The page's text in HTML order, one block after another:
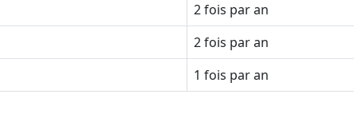
2 fois par an
2 fois par an
1 fois par an